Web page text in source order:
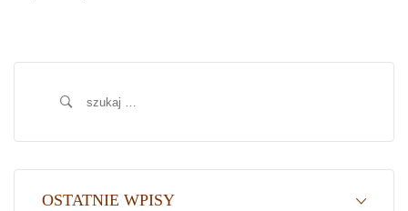
OSTATNIE WPISY